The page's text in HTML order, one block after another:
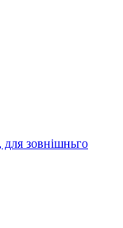
зовнішньго